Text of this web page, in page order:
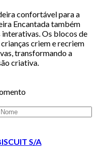
confortável para a
Encantada também
Os blocos de
criem e recriem
transformando a
criativa.
S/A